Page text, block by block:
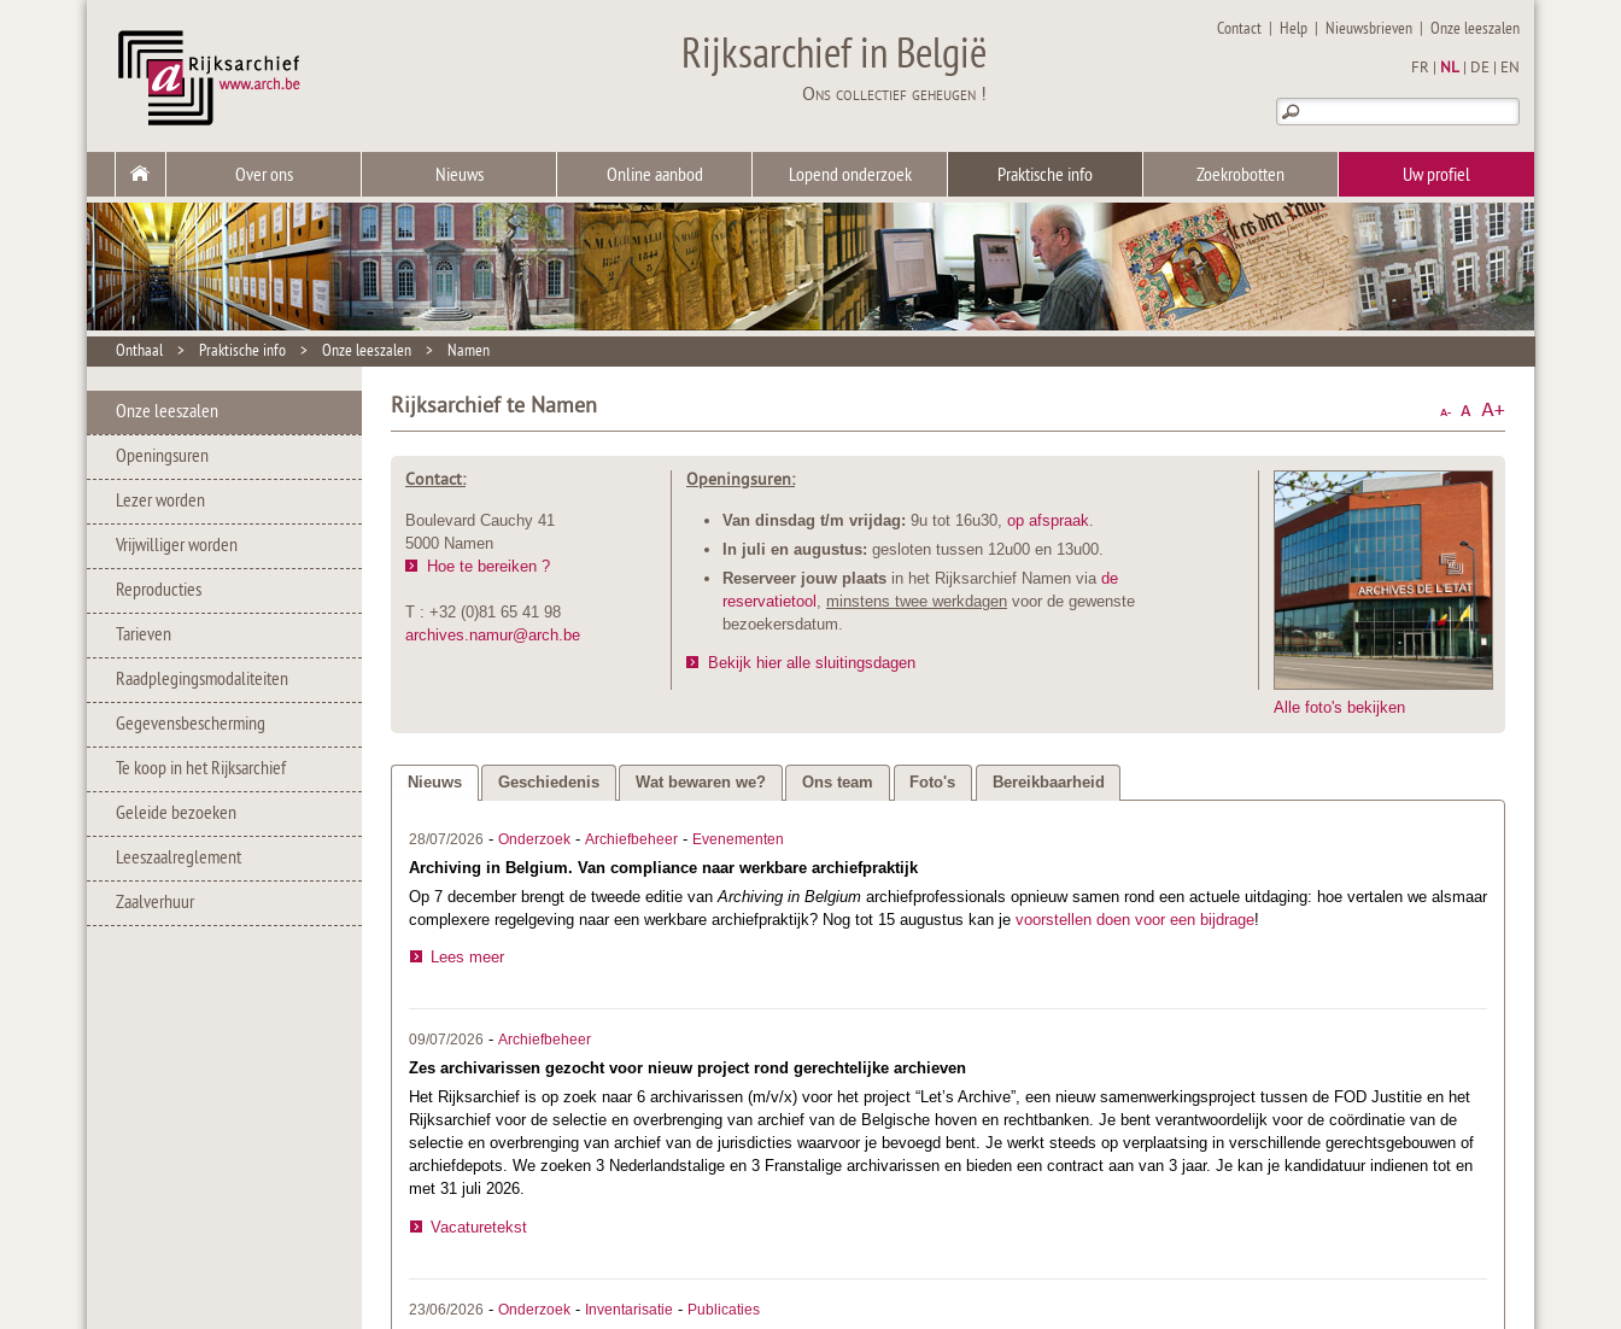
Rijksarchief in België
Ons collectief geheugen !
Contact | Help | Nieuwsbrieven |Onze leeszalen
FR NL DE EN
Over ons Nieuws Online aanbod Lopend onderzoek Praktische info Zoekrobotten Uw profiel
Onthaal > Praktische info > Onze leeszalen > Namen
Onze leeszalen
Openingsuren
Lezer worden
Vrijwilliger worden
Reproducties
Tarieven
Raadplegingsmodaliteiten
Gegevensbescherming
Te koop in het Rijksarchief
Geleide bezoeken
Leeszaalreglement
Zaalverhuur
Rijksarchief te Namen
Contact:
Boulevard Cauchy 41
5000 Namen
Hoe te bereiken ?
T : +32 (0)81 65 41 98
archives.namur@arch.be
Openingsuren:
Van dinsdag t/m vrijdag: 9u tot 16u30, op afspraak.
In juli en augustus: gesloten tussen 12u00 en 13u00.
Reserveer jouw plaats in het Rijksarchief Namen via de
reservatietool , minstens twee werkdagen voor de gewenste
bezoekersdatum.
Bekijk hier alle sluitingsdagen
Alle foto's bekijken
Nieuws Geschiedenis Wat bewaren we? Ons team Foto's Bereikbaarheid
28/07/2026 - Onderzoek- Archiefbeheer- Evenementen
Archiving in Belgium. Van compliance naar werkbare archiefpraktijk
Op 7 december brengt de tweede editie van Archiving in Belgiumarchiefprofessionals opnieuw samen rond een actuele uitdaging: hoe vertalen we alsmaar
complexere regelgeving naar een werkbare archiefpraktijk? Nog tot 15 augustus kan je voorstellen doen voor een bijdrage!
Lees meer
09/07/2026 - Archiefbeheer
Zes archivarissen gezocht voor nieuw project rond gerechtelijke archieven
Het Rijksarchief is op zoek naar 6 archivarissen (m/v/x) voor het project “Let’s Archive”, een nieuw samenwerkingsproject tussen de FOD Justitie en het
Rijksarchief voor de selectie en overbrenging van archief van de Belgische hoven en rechtbanken. Je bent verantwoordelijk voor de coördinatie van de
selectie en overbrenging van archief van de jurisdicties waarvoor je bevoegd bent. Je werkt steeds op verplaatsing in verschillende gerechtsgebouwen of
archiefdepots. We zoeken 3 Nederlandstalige en 3 Franstalige archivarissen en bieden een contract aan van 3 jaar. Je kan je kandidatuur indienen tot en
met 31 juli 2026.
Vacaturetekst
23/06/2026 - Onderzoek- Inventarisatie - Publicaties